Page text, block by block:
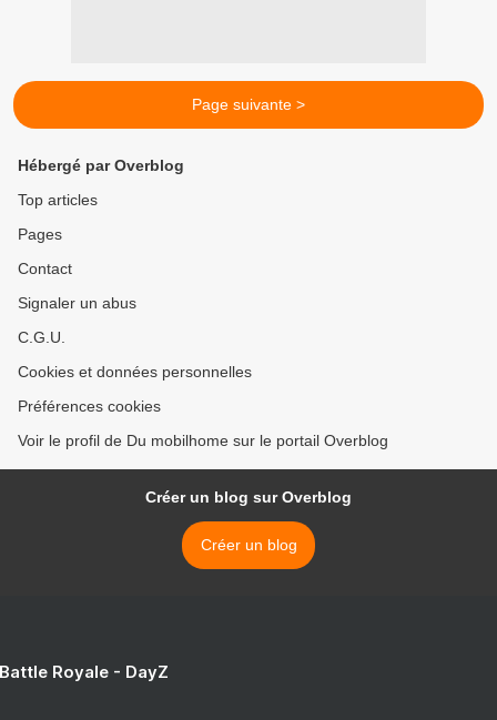
Page suivante >
Hébergé par Overblog
Top articles
Pages
Contact
Signaler un abus
C.G.U.
Cookies et données personnelles
Préférences cookies
Voir le profil de Du mobilhome sur le portail Overblog
Créer un blog sur Overblog
Créer un blog
Royale - DayZ